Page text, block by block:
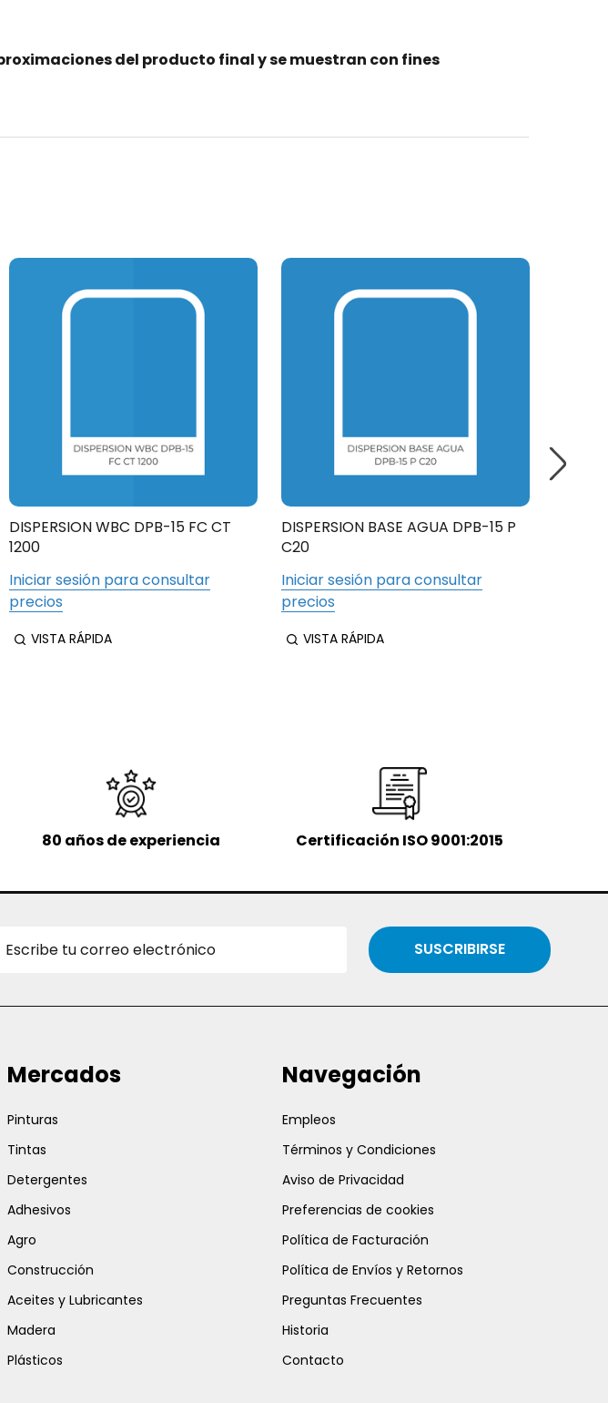
del producto final y se muestran con fines
DISPERSION WBC DPB-15 FC CT
1200
Iniciar sesión para consultar
precios
VISTA RÁPIDA
DISPERSION BASE AGUA DPB-15 P
C20
Iniciar sesión para consultar
precios
VISTA RÁPIDA
80 años de experiencia Certificación ISO 9001:2015
SUSCRIBIRSE
Mercados
Pinturas
Tintas
Detergentes
Adhesivos
Agro
Construcción
Aceites y Lubricantes
Madera
Plásticos
Navegación
Empleos
Términos y Condiciones
Aviso de Privacidad
Preferencias de cookies
Política de Facturación
Política de Envíos y Retornos
Preguntas Frecuentes
Historia
Contacto